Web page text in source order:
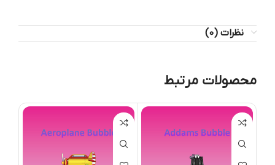
نظرات (0)
محصولات مرتبط